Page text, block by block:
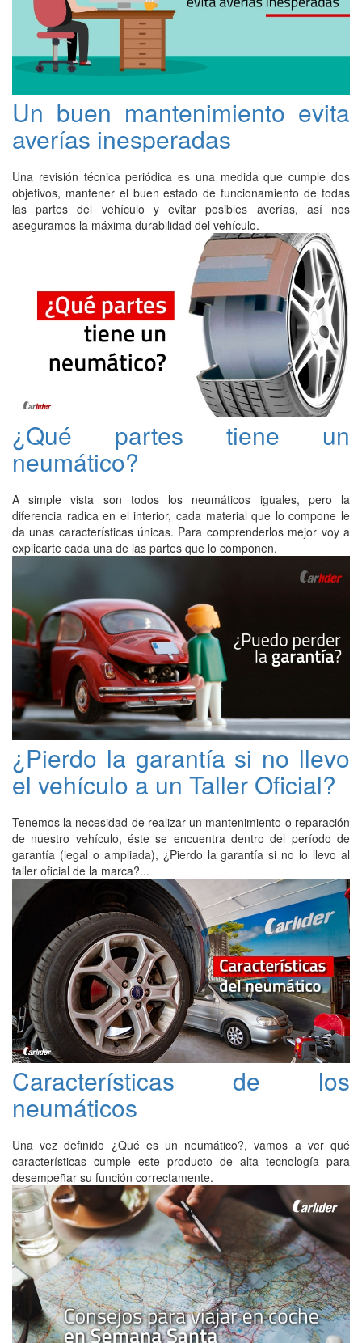
Un buen mantenimiento evita
averías inesperadas
Una revisión técnica periódica es una medida que cumple dos
objetivos, mantener el buen estado de funcionamiento de todas
las partes del vehículo y evitar posibles averías, así nos
aseguramos la máxima durabilidad del vehículo.
¿Qué partes tiene un
neumático?
A simple vista son todos los neumáticos iguales, pero la
diferencia radica en el interior, cada material que lo compone le
da unas características únicas. Para comprenderlos mejor voy a
explicarte cada una de las partes que lo componen.
¿Pierdo la garantía si no llevo
el vehículo a un Taller Oficial?
Tenemos la necesidad de realizar un mantenimiento o reparación
de nuestro vehículo, éste se encuentra dentro del período de
garantía (legal o ampliada), ¿Pierdo la garantía si no lo llevo al
taller oficial de la marca?...
Características de los
neumáticos
Una vez definido ¿Qué es un neumático?, vamos a ver qué
características cumple este producto de alta tecnología para
desempeñar su función correctamente.